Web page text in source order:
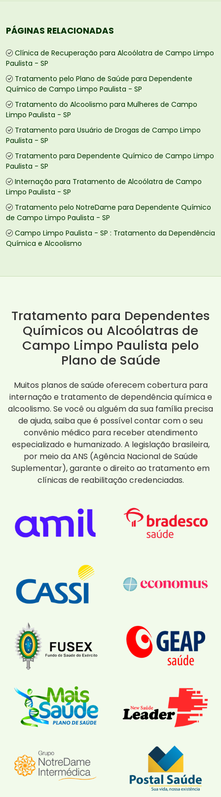
PÁGINAS RELACIONADAS
Clínica de Recuperação para Alcoólatra de Campo Limpo
Paulista - SP
Tratamento pelo Plano de Saúde para Dependente
Químico de Campo Limpo Paulista - SP
Tratamento do Alcoolismo para Mulheres de Campo
Limpo Paulista - SP
Tratamento para Usuário de Drogas de Campo Limpo
Paulista - SP
Tratamento para Dependente Químico de Campo Limpo
Paulista - SP
Internação para Tratamento de Alcoólatra de Campo
Limpo Paulista - SP
Tratamento pelo NotreDame para Dependente Químico
de Campo Limpo Paulista - SP
Campo Limpo Paulista - SP : Tratamento da Dependência
Química e Alcoolismo
Tratamento para Dependentes
Químicos ou Alcoólatras de
Campo Limpo Paulista pelo
Plano de Saúde
Muitos planos de saúde oferecem cobertura para
internação e tratamento de dependência química e
alcoolismo. Se você ou alguém da sua família precisa
de ajuda, saiba que é possível contar com o seu
convênio médico para receber atendimento
especializado e humanizado. A legislação brasileira,
por meio da ANS (Agência Nacional de Saúde
Suplementar), garante o direito ao tratamento em
clínicas de reabilitação credenciadas.